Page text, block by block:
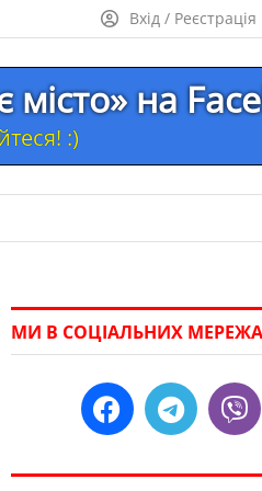
Вхід / Реєстрація
на
:)
МИ В СОЦІАЛЬНИХ